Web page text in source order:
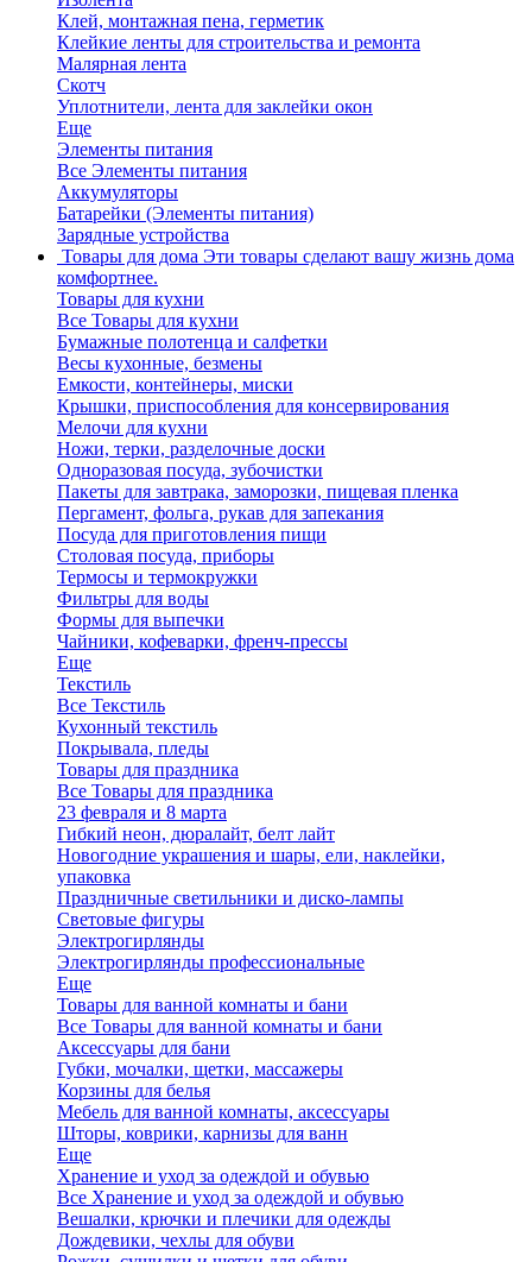
Клей, монтажная пена, герметик
Клейкие ленты для строительства и ремонта
Малярная лента
Скотч
Уплотнители, лента для заклейки окон
Еще
Элементы питания
Все Элементы питания
Аккумуляторы
Батарейки (Элементы питания)
Зарядные устройства
Товары для дома Эти товары сделают вашу жизнь дома
комфортнее.
Товары для кухни
Все Товары для кухни
Бумажные полотенца и салфетки
Весы кухонные, безмены
Емкости, контейнеры, миски
Крышки, приспособления для консервирования
Мелочи для кухни
Ножи, терки, разделочные доски
Одноразовая посуда, зубочистки
Пакеты для завтрака, заморозки, пищевая пленка
Пергамент, фольга, рукав для запекания
Посуда для приготовления пищи
Столовая посуда, приборы
Термосы и термокружки
Фильтры для воды
Формы для выпечки
Чайники, кофеварки, френч-прессы
Еще
Текстиль
Все Текстиль
Кухонный текстиль
Покрывала, пледы
Товары для праздника
Все Товары для праздника
23 февраля и 8 марта
Гибкий неон, дюралайт, белт лайт
Новогодние украшения и шары, ели, наклейки,
упаковка
Праздничные светильники и диско-лампы
Световые фигуры
Электрогирлянды
Электрогирлянды профессиональные
Еще
Товары для ванной комнаты и бани
Все Товары для ванной комнаты и бани
Аксессуары для бани
Губки, мочалки, щетки, массажеры
Корзины для белья
Мебель для ванной комнаты, аксессуары
Шторы, коврики, карнизы для ванн
Еще
Хранение и уход за одеждой и обувью
Все Хранение и уход за одеждой и обувью
Вешалки, крючки и плечики для одежды
Дождевики, чехлы для обуви